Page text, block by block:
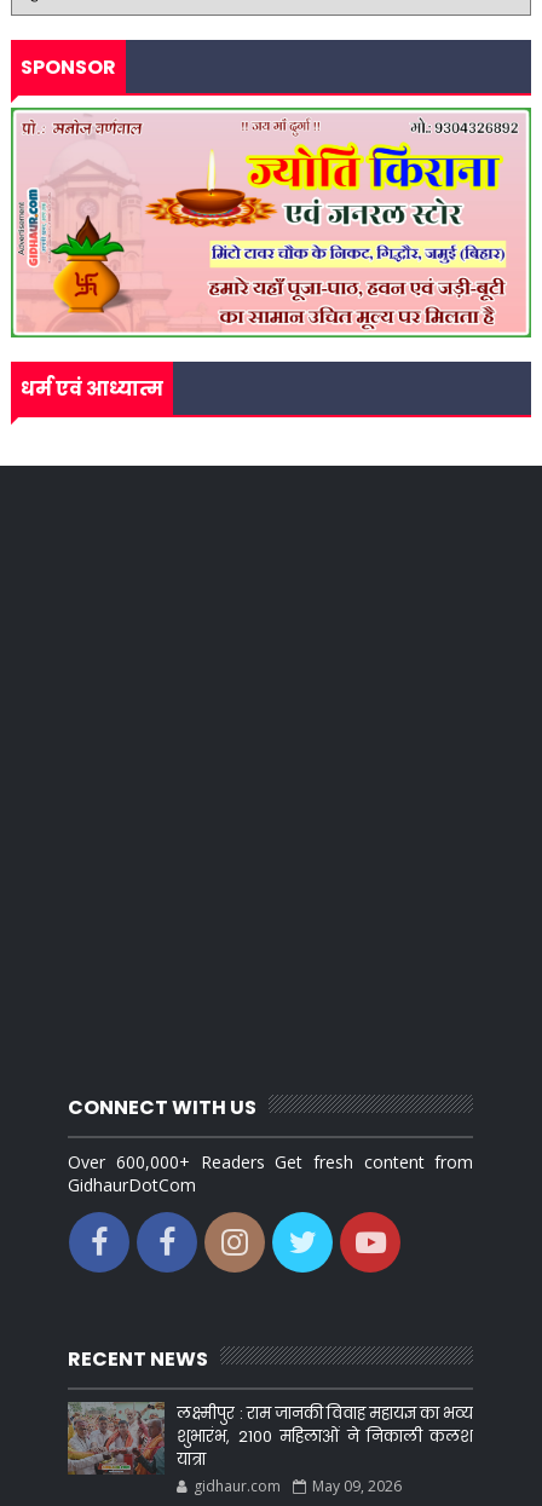
SPONSOR
धर्म एवं आध्यात्म
CONNECT WITH US
Over 600,000+ Readers Get fresh content from
GidhaurDotCom
RECENT NEWS
लक्ष्मीपुर : राम जानकी विवाह महायज्ञ का भव्य
शुभारंभ, 2100 महिलाओं ने निकाली कलश
यात्रा
gidhaur.com May 09, 2026